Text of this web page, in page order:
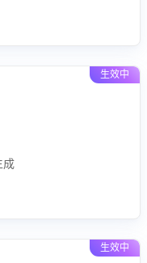
生效中
成
生效中